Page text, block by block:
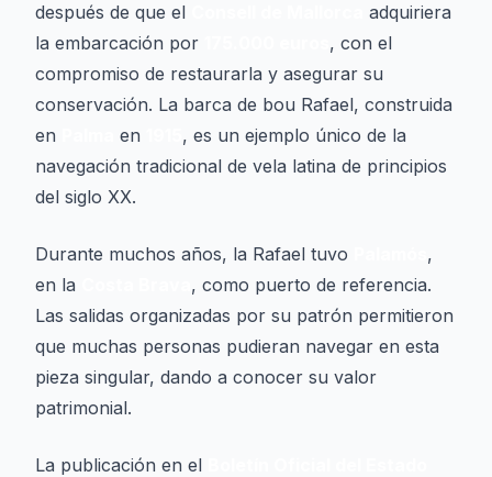
después de que el
adquiriera
la embarcación por
, con el
compromiso de restaurarla y asegurar su
conservación. La barca de bou Rafael, construida
en
en
, es un ejemplo único de la
navegación tradicional de vela latina de principios
del siglo XX.
Durante muchos años, la Rafael tuvo
,
en la
, como puerto de referencia.
Las salidas organizadas por su patrón permitieron
que muchas personas pudieran navegar en esta
pieza singular, dando a conocer su valor
patrimonial.
La publicación en el